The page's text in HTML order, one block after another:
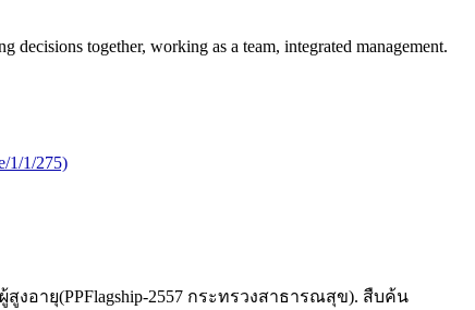
decisions together, working as a team, integrated management.
1/1/275)
อายุ(PPFlagship-2557 กระทรวงสาธารณสุข). สืบค้น